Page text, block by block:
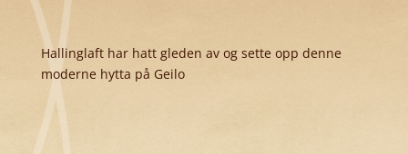
Hallinglaft har hatt gleden av og sette opp denne
moderne hytta på Geilo